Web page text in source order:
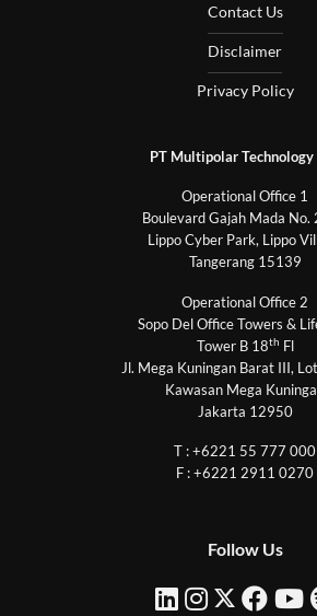
Contact Us
Disclaimer
Privacy Policy
PT Multipolar Technology
Operational Office 1
Boulevard Gajah Mada No.
Lippo Cyber Park, Lippo
Tangerang 15139
Operational Office 2
Sopo Del Office Towers &
Tower B 18th Fl
Jl. Mega Kuningan Barat III,
Kawasan Mega
Jakarta 12950
T : +6221 55 777 000
F : +6221 2911 0270
Follow Us